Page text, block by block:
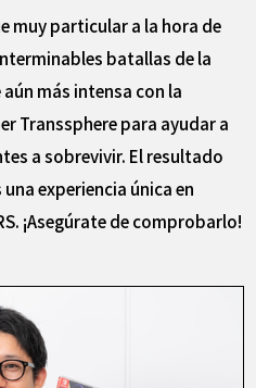
muy particular a la hora de
batallas de la
más intensa con la
Transsphere para ayudar a
a sobrevivir. El resultado
experiencia única en
¡Asegúrate de comprobarlo!